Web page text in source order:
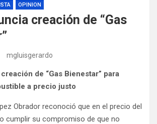
OPINION
creación de “Gas
mgluisgerardo
de “Gas Bienestar” para
a precio justo
Obrador reconoció que en el precio del
cumplir su compromiso de que no